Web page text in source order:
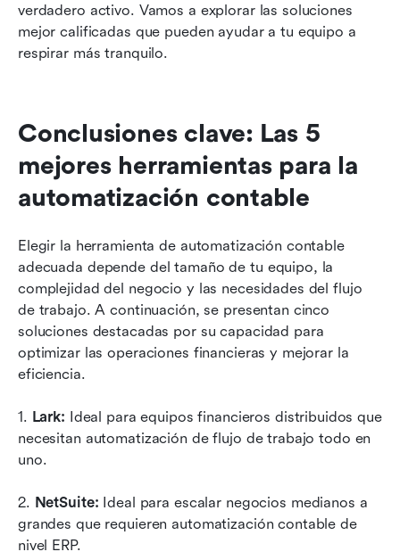
verdadero activo. Vamos a explorar las soluciones
mejor calificadas que pueden ayudar a tu equipo a
respirar más tranquilo.
Conclusiones clave: Las 5
mejores herramientas para la
automatización contable
Elegir la herramienta de automatización contable
adecuada depende del tamaño de tu equipo, la
complejidad del negocio y las necesidades del flujo
de trabajo. A continuación, se presentan cinco
soluciones destacadas por su capacidad para
optimizar las operaciones financieras y mejorar la
eficiencia.
1. Lark: Ideal para equipos financieros distribuidos que
necesitan automatización de flujo de trabajo todo en
uno.
2. NetSuite: Ideal para escalar negocios medianos a
grandes que requieren automatización contable de
nivel ERP.